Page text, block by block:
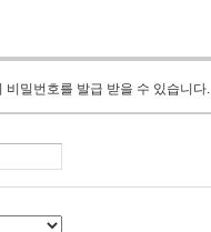
비밀번호를 발급 받을 수 있습니다.